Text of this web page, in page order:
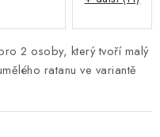
2 osoby, který tvoří malý
ratanu ve variantě